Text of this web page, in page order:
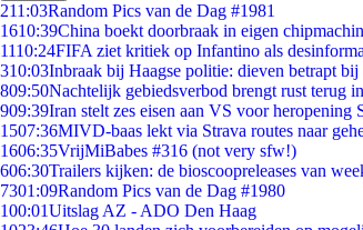
211:03Random Pics van de Dag #1981
1610:39China boekt doorbraak in eigen
1110:24FIFA ziet kritiek op Infantino als
310:03Inbraak bij Haagse politie: dieven betrapt bij
809:50Nachtelijk gebiedsverbod brengt rust terug
909:39Iran stelt zes eisen aan VS voor heropening
1507:36MIVD-baas lekt via Strava routes naar
1606:35VrijMiBabes #316 (not very sfw!)
606:30Trailers kijken: de bioscoopreleases van
7301:09Random Pics van de Dag #1980
100:01Uitslag AZ - ADO Den Haag